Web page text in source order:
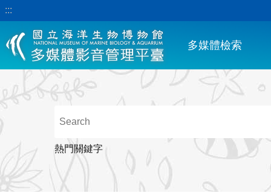
跳到主要內容區塊
:::
多媒體檢索
熱門關鍵字